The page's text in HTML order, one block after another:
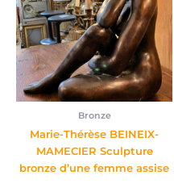
Bronze
Marie-Thérèse BEINEIX-
MAMECIER Sculpture
bronze d’une femme assise